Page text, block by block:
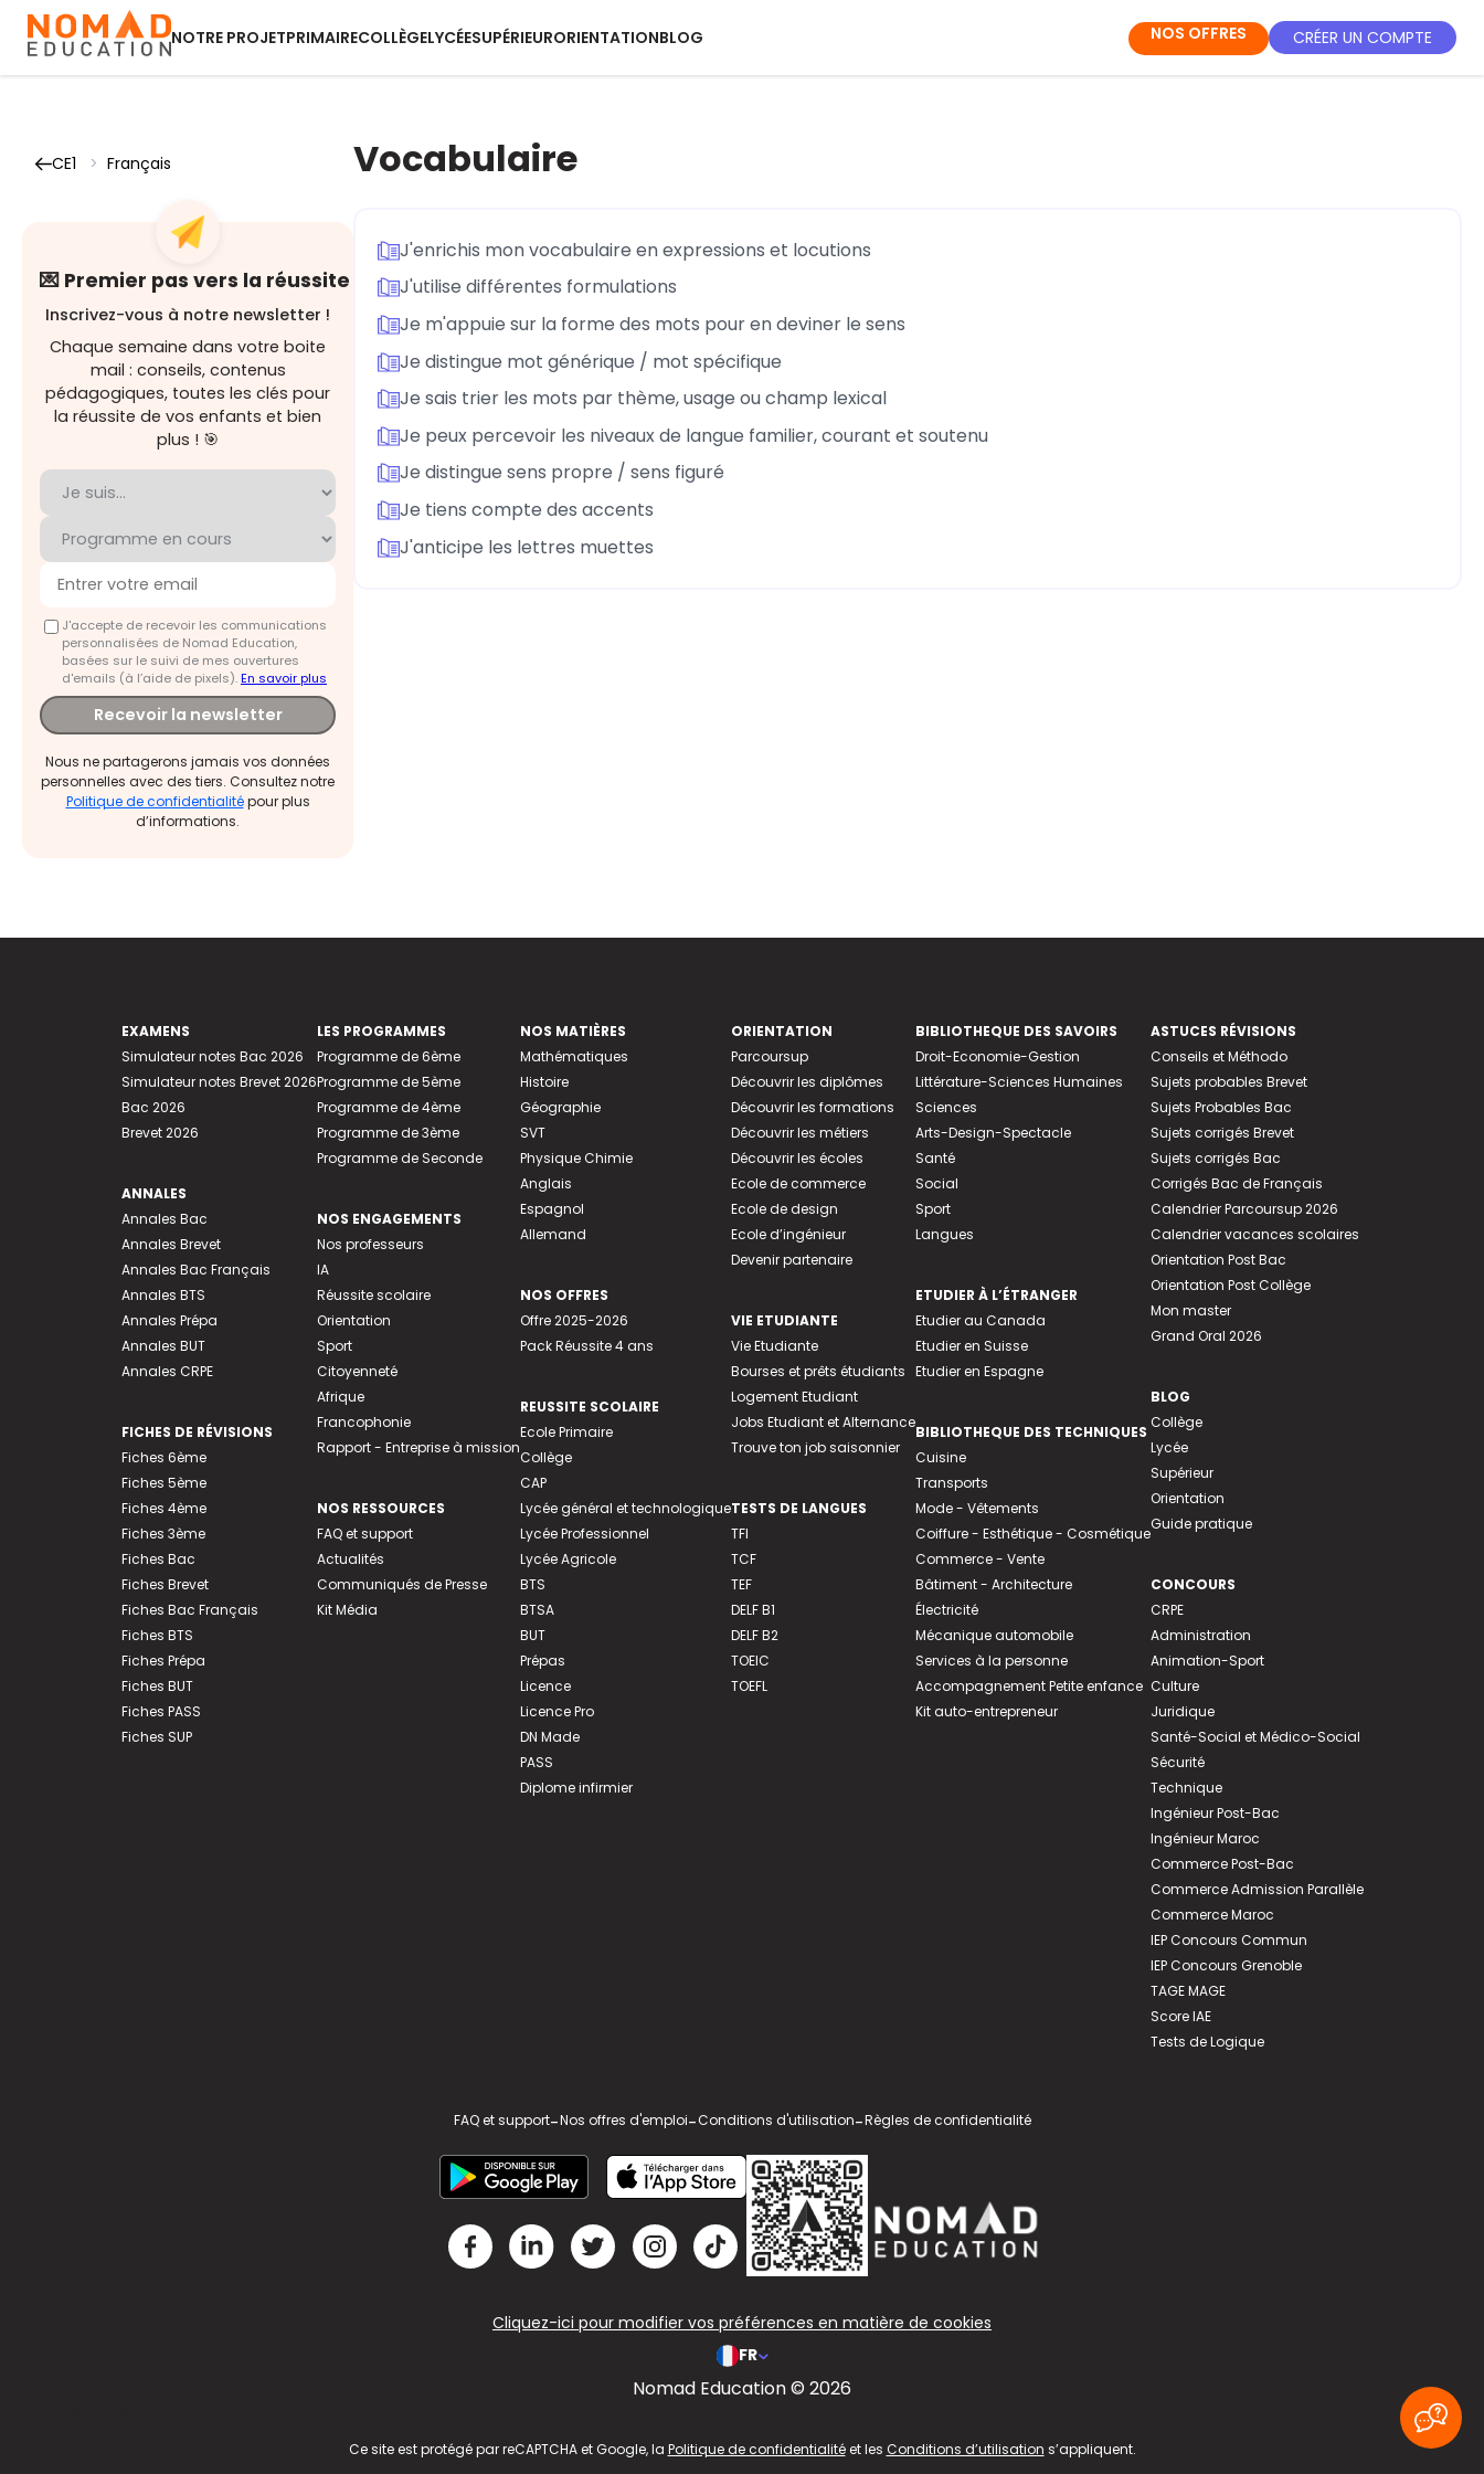
NOTRE PROJETPRIMAIRECOLLÈGELYCÉESUPÉRIEURORIENTATIONBLOG NOS OFFRES CRÉER UN COMPTE
CE1 > Français
💌 Premier pas vers la réussite
Inscrivez-vous à notre newsletter !
Chaque semaine dans votre boite
mail : conseils, contenus
pédagogiques, toutes les clés pour
la réussite de vos enfants et bien
plus ! 🎯
J'accepte de recevoir les communications
personnalisées de Nomad Education,
basées sur le suivi de mes ouvertures
d'emails (à l’aide de pixels).En savoir plus
Recevoir la newsletter
Nous ne partagerons jamais vos données
personnelles avec des tiers. Consultez notre
Politique de confidentialitépour plus
d’informations.
Vocabulaire
J'enrichis mon vocabulaire en expressions et locutions
J'utilise différentes formulations
Je m'appuie sur la forme des mots pour en deviner le sens
Je distingue mot générique / mot spécifique
Je sais trier les mots par thème, usage ou champ lexical
Je peux percevoir les niveaux de langue familier, courant et soutenu
Je distingue sens propre / sens figuré
Je tiens compte des accents
J'anticipe les lettres muettes
EXAMENS
Simulateur notes Bac 2026
Simulateur notes Brevet 2026
Bac 2026
Brevet 2026
ANNALES
Annales Bac
Annales Brevet
Annales Bac Français
Annales BTS
Annales Prépa
Annales BUT
Annales CRPE
FICHES DE RÉVISIONS
Fiches 6ème
Fiches 5ème
Fiches 4ème
Fiches 3ème
Fiches Bac
Fiches Brevet
Fiches Bac Français
Fiches BTS
Fiches Prépa
Fiches BUT
Fiches PASS
Fiches SUP
LES PROGRAMMES
Programme de 6ème
Programme de 5ème
Programme de 4ème
Programme de 3ème
Programme de Seconde
NOS ENGAGEMENTS
Nos professeurs
IA
Réussite scolaire
Orientation
Sport
Citoyenneté
Afrique
Francophonie
Rapport - Entreprise à mission
NOS RESSOURCES
FAQ et support
Actualités
Communiqués de Presse
Kit Média
NOS MATIÈRES
Mathématiques
Histoire
Géographie
SVT
Physique Chimie
Anglais
Espagnol
Allemand
NOS OFFRES
Offre 2025-2026
Pack Réussite 4 ans
REUSSITE SCOLAIRE
Ecole Primaire
Collège
CAP
Lycée général et technologique
Lycée Professionnel
Lycée Agricole
BTS
BTSA
BUT
Prépas
Licence
Licence Pro
DN Made
PASS
Diplome infirmier
ORIENTATION
Parcoursup
Découvrir les diplômes
Découvrir les formations
Découvrir les métiers
Découvrir les écoles
Ecole de commerce
Ecole de design
Ecole d’ingénieur
Devenir partenaire
VIE ETUDIANTE
Vie Etudiante
Bourses et prêts étudiants
Logement Etudiant
Jobs Etudiant et Alternance
Trouve ton job saisonnier
TESTS DE LANGUES
TFI
TCF
TEF
DELF B1
DELF B2
TOEIC
TOEFL
BIBLIOTHEQUE DES SAVOIRS
Droit-Economie-Gestion
Littérature-Sciences Humaines
Sciences
Arts-Design-Spectacle
Santé
Social
Sport
Langues
ETUDIER À L’ÉTRANGER
Etudier au Canada
Etudier en Suisse
Etudier en Espagne
BIBLIOTHEQUE DES TECHNIQUES
Cuisine
Transports
Mode - Vêtements
Coiffure - Esthétique - Cosmétique
Commerce - Vente
Bâtiment - Architecture
Électricité
Mécanique automobile
Services à la personne
Accompagnement Petite enfance
Kit auto-entrepreneur
ASTUCES RÉVISIONS
Conseils et Méthodo
Sujets probables Brevet
Sujets Probables Bac
Sujets corrigés Brevet
Sujets corrigés Bac
Corrigés Bac de Français
Calendrier Parcoursup 2026
Calendrier vacances scolaires
Orientation Post Bac
Orientation Post Collège
Mon master
Grand Oral 2026
BLOG
Collège
Lycée
Supérieur
Orientation
Guide pratique
CONCOURS
CRPE
Administration
Animation-Sport
Culture
Juridique
Santé-Social et Médico-Social
Sécurité
Technique
Ingénieur Post-Bac
Ingénieur Maroc
Commerce Post-Bac
Commerce Admission Parallèle
Commerce Maroc
IEP Concours Commun
IEP Concours Grenoble
TAGE MAGE
Score IAE
Tests de Logique
FAQ et support-Nos offres d'emploi-Conditions d'utilisation-Règles de confidentialité
Cliquez-ici pour modifier vos préférences en matière de cookies
FR
Nomad Education © 2026
Ce site est protégé par reCAPTCHA et Google, la Politique de confidentialitéet les Conditions d’utilisation s’appliquent.